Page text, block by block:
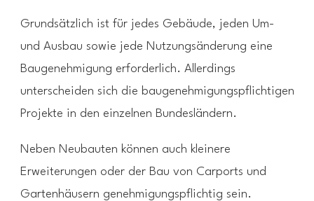
Grundsätzlich ist für jedes Gebäude, jeden Um-
und Ausbau sowie jede Nutzungsänderung eine
Baugenehmigung erforderlich. Allerdings
unterscheiden sich die baugenehmigungspflichtigen
Projekte in den einzelnen Bundesländern.
Neben Neubauten können auch kleinere
Erweiterungen oder der Bau von Carports und
Gartenhäusern genehmigungspflichtig sein.